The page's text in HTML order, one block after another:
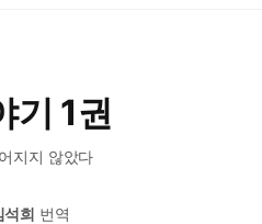
기 1권
지지 않았다
석희 번역